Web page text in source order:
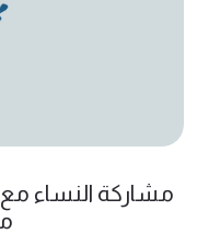
مشاركة النساء